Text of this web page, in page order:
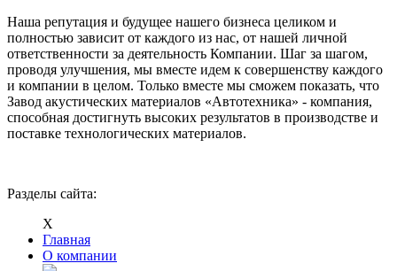
Наша репутация и будущее нашего бизнеса целиком и
полностью зависит от каждого из нас, от нашей личной
ответственности за деятельность Компании. Шаг за шагом,
проводя улучшения, мы вместе идем к совершенству каждого
и компании в целом. Только вместе мы сможем показать, что
Завод акустических материалов «Автотехника» - компания,
способная достигнуть высоких результатов в производстве и
поставке технологических материалов.
Разделы сайта:
Х
Главная
О компании